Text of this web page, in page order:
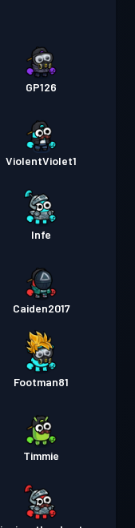
GP126
ViolentViolet1
Infe
Caiden2017
Footman81
Timmie